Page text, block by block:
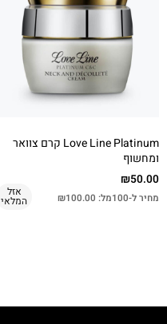
Love Line Platinum קרם צוואר
ומחשוף
₪50.00
מחיר ל-100מל: ₪100.00 אזל
המלאי